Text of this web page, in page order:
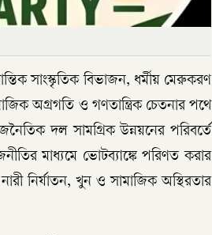
সাংস্কৃতিক বিভাজন, ধর্মীয় মেরুকরণ
অগ্রগতি ও গণতান্ত্রিক চেতনার পথে
দল সামগ্রিক উন্নয়নের পরিবর্তে
মাধ্যমে ভোটব্যাঙ্কে পরিণত করার
নির্যাতন, খুন ও সামাজিক অস্থিরতার